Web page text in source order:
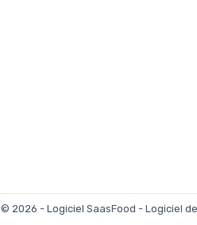
© 2026 - Logiciel SaasFood - Logiciel